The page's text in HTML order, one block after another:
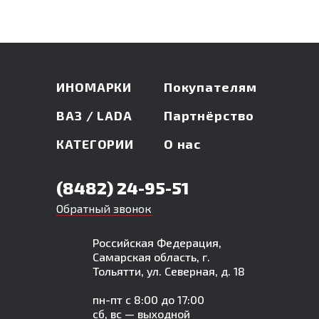
ИНОМАРКИ
ВАЗ / LADA
КАТЕГОРИИ
Покупателям
Партнёрство
О нас
(8482) 24-95-51
Обратный звонок
Российская Федерация,
Самарская область, г.
Тольятти, ул. Северная, д. 18
пн-пт с 8:00 до 17:00
сб, вс — выходной